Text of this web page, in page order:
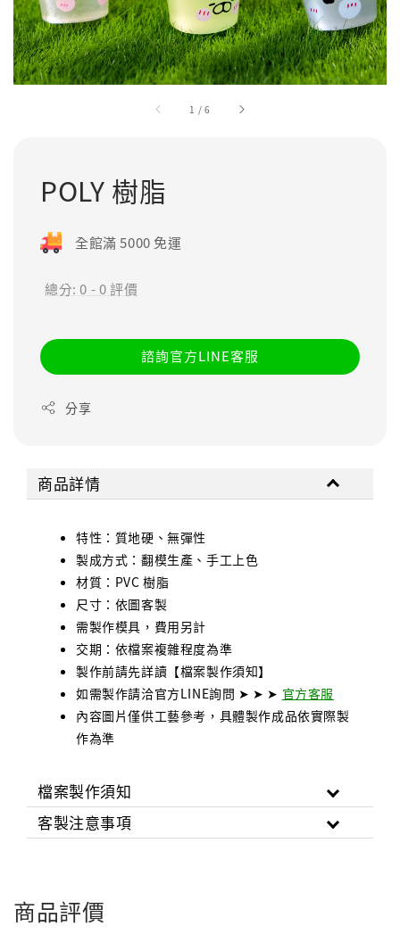
1 /6
POLY 樹脂
全館滿 5000 免運
總分:0 -0評價
諮詢官方LINE客服
分享
商品詳情
特性：質地硬、無彈性
製成方式：翻模生產、手工上色
材質：PVC 樹脂
尺寸：依圖客製
需製作模具，費用另計
交期：依檔案複雜程度為準
製作前請先詳讀【檔案製作須知】
如需製作請洽官方LINE詢問 ➤ ➤ ➤ 官方客服
內容圖片僅供工藝參考，具體製作成品依實際製
作為準
檔案製作須知
客製注意事項
商品評價